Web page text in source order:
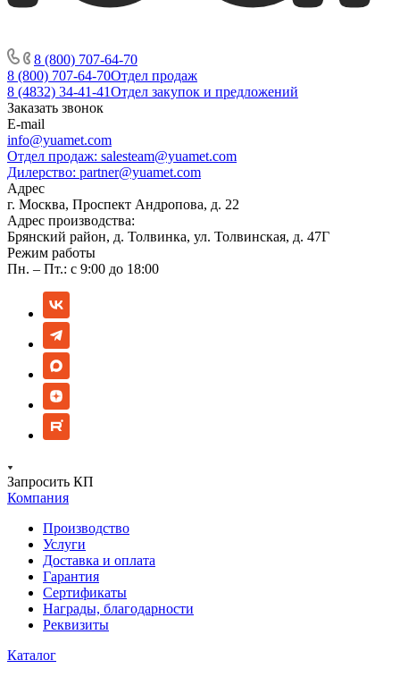
8 (800) 707-64-70
8 (800) 707-64-70Отдел продаж
8 (4832) 34-41-41Отдел закупок и предложений
Заказать звонок
E-mail
info@yuamet.com
Отдел продаж: salesteam@yuamet.com
Дилерство: partner@yuamet.com
Адрес
г. Москва, Проспект Андропова, д. 22
Адрес производства:
Брянский район, д. Толвинка, ул. Толвинская, д. 47Г
Режим работы
Пн. – Пт.: с 9:00 до 18:00
Запросить КП
Компания
Производство
Услуги
Доставка и оплата
Гарантия
Сертификаты
Награды, благодарности
Реквизиты
Каталог